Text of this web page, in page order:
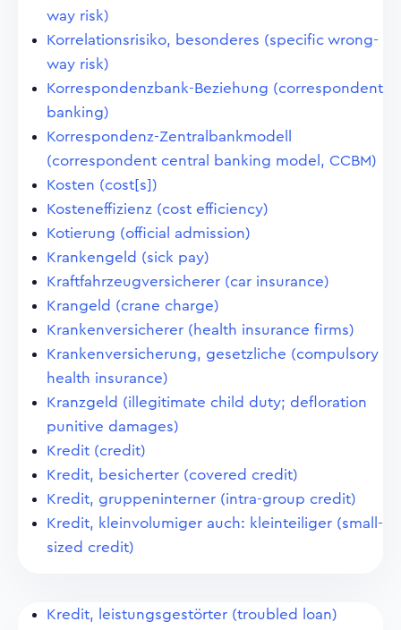
way risk)
Korrelationsrisiko, besonderes (specific wrong-
way risk)
Korrespondenzbank-Beziehung (correspondent
banking)
Korrespondenz-Zentralbankmodell
(correspondent central banking model, CCBM)
Kosten (cost[s])
Kosteneffizienz (cost efficiency)
Kotierung (official admission)
Krankengeld (sick pay)
Kraftfahrzeugversicherer (car insurance)
Krangeld (crane charge)
Krankenversicherer (health insurance firms)
Krankenversicherung, gesetzliche (compulsory
health insurance)
Kranzgeld (illegitimate child duty; defloration
punitive damages)
Kredit (credit)
Kredit, besicherter (covered credit)
Kredit, gruppeninterner (intra-group credit)
Kredit, kleinvolumiger auch: kleinteiliger (small-
sized credit)
Kredit, leistungsgestörter (troubled loan)